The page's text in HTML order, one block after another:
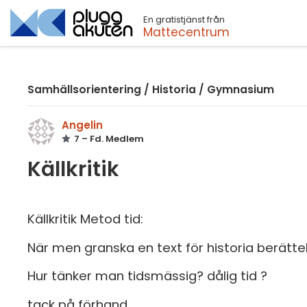
En gratistjänst från
Mattecentrum
Samhällsorientering / Historia / Gymnasium
Angelin
7 – Fd. Medlem
Källkritik
Källkritik Metod tid:
När men granska en text för historia
Hur tänker man tidsmässig? dålig tid ?
Sök